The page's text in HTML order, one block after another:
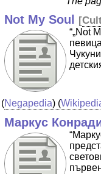
Not My Soul [
“„Not
(Negapedia) (
Маркус